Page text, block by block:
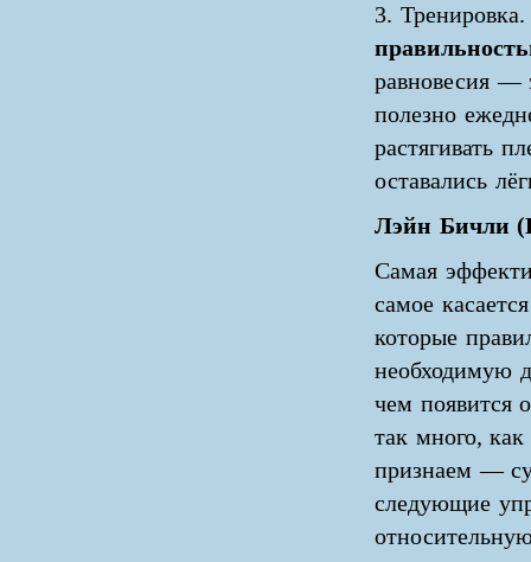
3.
равновесия —
полезно
растягивать
оставались
Лэйн Бичли
Самая
самое
которые
необходимую
чем появится
так много,
признаем —
следующие